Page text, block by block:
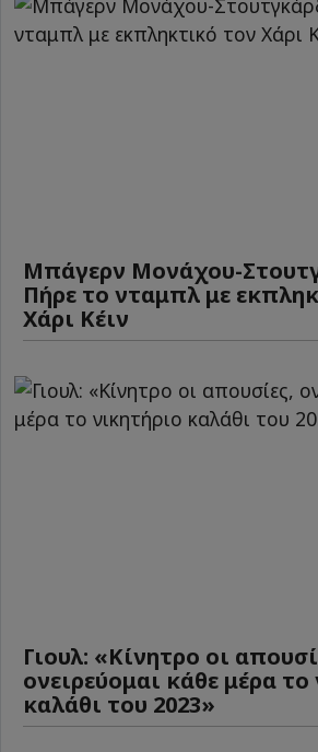
Μπάγερν Μονάχου-
Πήρε το νταμπλ με
Χάρι Κέιν
Γιουλ: «Κίνητρο οι
ονειρεύομαι κάθε μέρα το
καλάθι του 2023»